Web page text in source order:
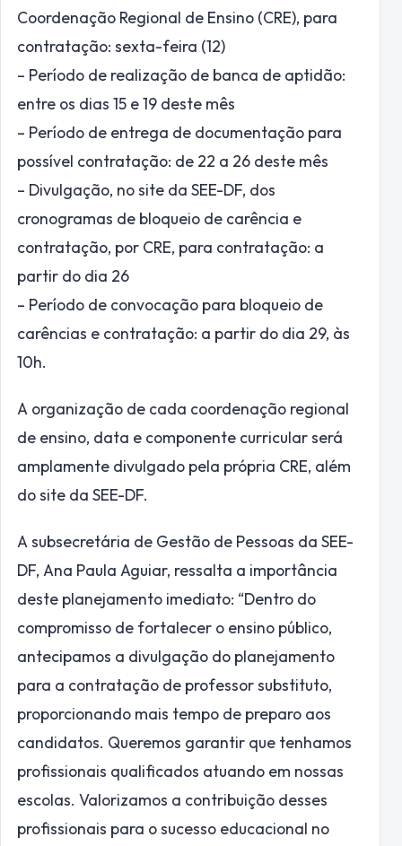
Coordenação Regional de Ensino (CRE), para
contratação: sexta-feira (12)
– ⁠Período de realização de banca de aptidão:
entre os dias 15 e 19 deste mês
– Período de entrega de documentação para
possível contratação: de 22 a 26 deste mês
– Divulgação, no site da SEE-DF, dos
cronogramas de bloqueio de carência e
contratação, por CRE, para contratação: a
partir do dia 26
– Período de convocação para bloqueio de
carências e contratação: a partir do dia 29, às
10h.
A organização de cada coordenação regional
de ensino, data e componente curricular será
amplamente divulgado pela própria CRE, além
do site da SEE-DF.
A subsecretária de Gestão de Pessoas da SEE-
DF, Ana Paula Aguiar, ressalta a importância
deste planejamento imediato: “Dentro do
compromisso de fortalecer o ensino público,
antecipamos a divulgação do planejamento
para a contratação de professor substituto,
proporcionando mais tempo de preparo aos
candidatos. Queremos garantir que tenhamos
profissionais qualificados atuando em nossas
escolas. Valorizamos a contribuição desses
profissionais para o sucesso educacional no